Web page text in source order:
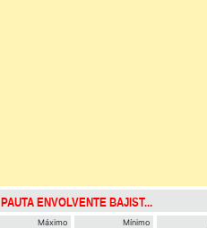
PAUTA ENVOLVENTE BAJIST...
Máximo Mínimo